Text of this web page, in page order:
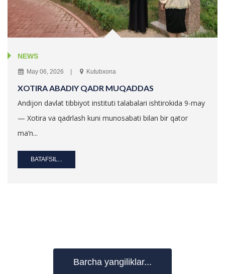
NEWS
May 06, 2026 Kutubxona
XOTIRA ABADIY QADR MUQADDAS
Andijon davlat tibbiyot instituti talabalari ishtirokida 9-may
— Xotira va qadrlash kuni munosabati bilan bir qator
ma’n...
BATAFSIL...
Barcha yangiliklar...